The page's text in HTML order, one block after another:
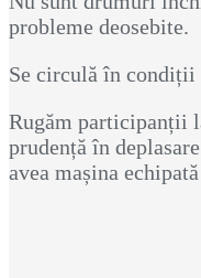
probleme deosebite.
Se circulă în condiții
Rugăm participanții
prudență în
avea mașina